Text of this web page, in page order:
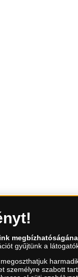
gyűjtünk a
szabott